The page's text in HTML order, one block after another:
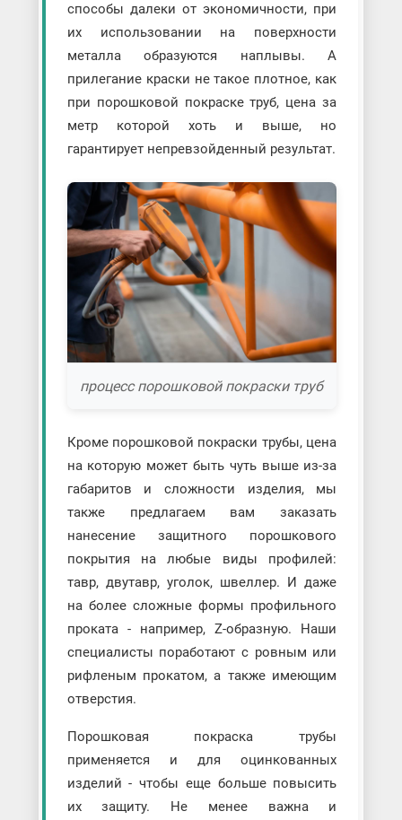
способы далеки от экономичности, при
их использовании на поверхности
металла образуются наплывы. А
прилегание краски не такое плотное, как
при порошковой покраске труб, цена за
метр которой хоть и выше, но
гарантирует непревзойденный результат.
процесс порошковой покраски труб
Кроме порошковой покраски трубы, цена
на которую может быть чуть выше из-за
габаритов и сложности изделия, мы
также предлагаем вам заказать
нанесение защитного порошкового
покрытия на любые виды профилей:
тавр, двутавр, уголок, швеллер. И даже
на более сложные формы профильного
проката - например, Z-образную. Наши
специалисты поработают с ровным или
рифленым прокатом, а также имеющим
отверстия.
Порошковая покраска трубы
применяется и для оцинкованных
изделий - чтобы еще больше повысить
их защиту. Не менее важна и